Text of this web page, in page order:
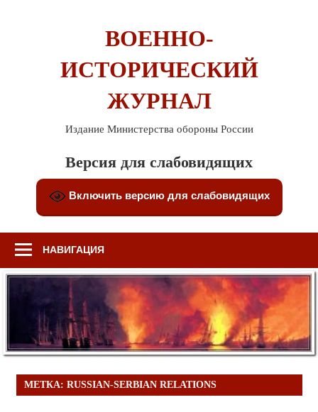
ВОЕННО-
ИСТОРИЧЕСКИЙ
ЖУРНАЛ
Издание Министерства обороны России
Версия для слабовидящих
Включить версию для слабовидящих
НАВИГАЦИЯ
МЕТКА: RUSSIAN-SERBIAN RELATIONS